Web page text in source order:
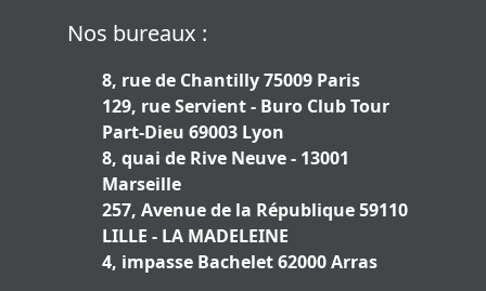
Nos bureaux :
8, rue de Chantilly 75009 Paris
129, rue Servient - Buro Club Tour
Part-Dieu 69003 Lyon
8, quai de Rive Neuve - 13001
Marseille
257, Avenue de la République 59110
LILLE - LA MADELEINE
4, impasse Bachelet 62000 Arras